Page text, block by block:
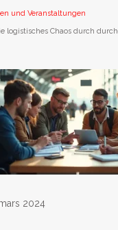
und Veranstaltungen
logistisches Chaos durch
2024